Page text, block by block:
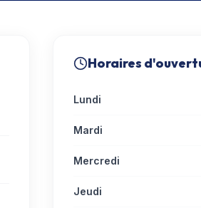
Horaires
Lundi
Mardi
Mercredi
Jeudi